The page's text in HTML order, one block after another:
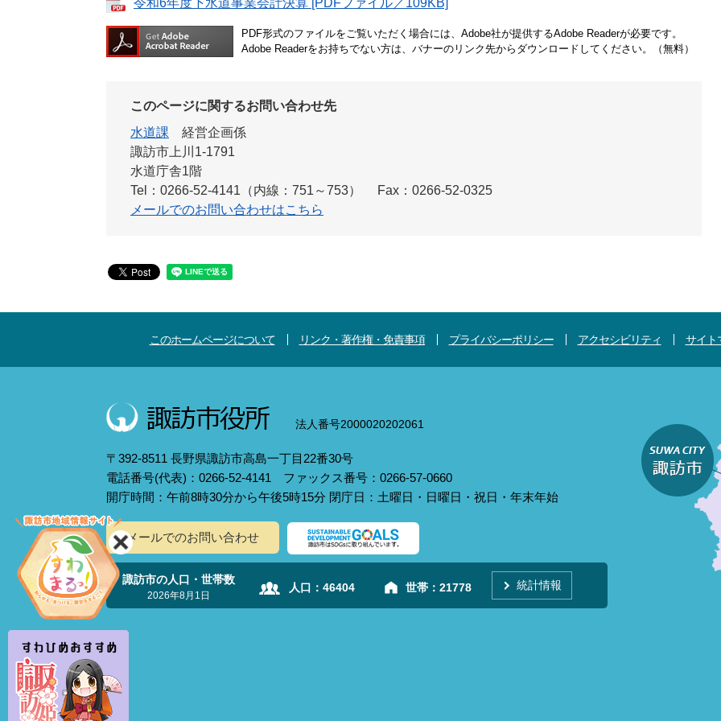
令和6年度下水道事業会計決算 [PDFファイル／109KB]
PDF形式のファイルをご覧いただく場合には、Adobe社が提供するAdobe Readerが必要です。
Adobe Readerをお持ちでない方は、バナーのリンク先からダウンロードしてください。（無料）
このページに関するお問い合わせ先
水道課
経営企画係
諏訪市上川1-1791
水道庁舎1階
Tel：0266-52-4141（内線：751～753）
Fax：0266-52-0325
メールでのお問い合わせはこちら
このホームページについて リンク・著作権・免責事項 プライバシーポリシー アクセシビリティ サイト
法人番号2000020202061
〒392-8511 長野県諏訪市高島一丁目22番30号
電話番号(代表)：0266-52-4141 ファックス番号：0266-57-0660
開庁時間：午前8時30分から午後5時15分 閉庁日：土曜日・日曜日・祝日・年末年始
メールでのお問い合わせ
諏訪市の人口・世帯数
2026年8月1日
人口： 46404 世帯： 21778 統計情報